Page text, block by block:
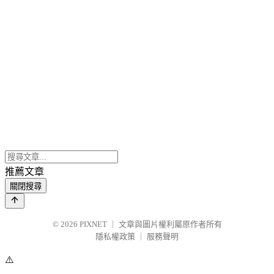
推薦文章
關閉搜尋
© 2026 PIXNET
文章與圖片權利屬原作者所有
隱私權政策
服務聲明
⚠️